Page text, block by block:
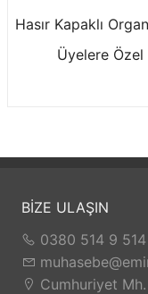
Üyelere Özel
BİZE ULAŞIN
0380 514 9 514
Cumhuriyet